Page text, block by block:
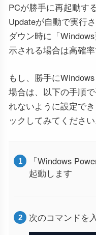
PCが勝手に再起動す
Updateが自動で実行
ダウン時に「
示される場合は高確
もし、勝手に
場合は、以下の手順
れないように設定で
ックしてみてください
「Windows
起動します
次のコマンドを